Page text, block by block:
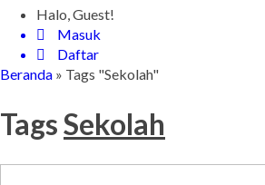
Halo, Guest!
Masuk
Daftar
Beranda » Tags "Sekolah"
TagsSekolah